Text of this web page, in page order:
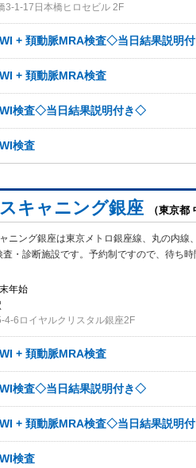
3-1-17日本橋ヒロセビル 2F
+ 頚動脈MRA検査◇当日結果説明
+ 頚動脈MRA検査
検査◇当日結果説明付き◇
検査
キャニング銀座 （東京都
ニング銀座は東京メトロ銀座線、丸の内線
査・診断施設です。予約制ですので、待ち
年始
4-6ロイヤルクリスタル銀座2F
+ 頚動脈MRA検査
検査◇当日結果説明付き◇
+ 頚動脈MRA検査◇当日結果説明
検査